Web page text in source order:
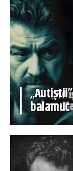
balamuc